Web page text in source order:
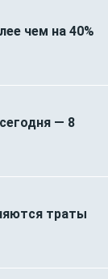
чем на 40%
— 8
траты